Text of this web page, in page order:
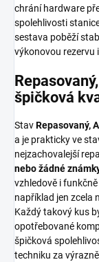
chrání hardware
spolehlivosti
sestava poběží
výkonovou rezervu
špičková
StavRepasovaný, A
a je prakticky ve
nejzachovalejší
nebo žádné
vzhledově i
například jen zcela
Každý takový kus
opotřebované
špičková
techniku za